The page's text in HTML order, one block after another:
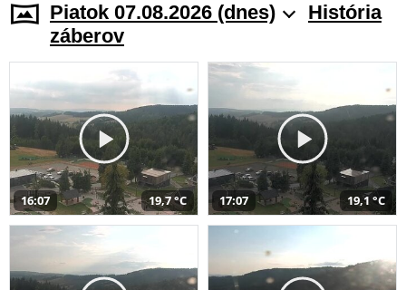
Piatok 07.08.2026 (dnes)
História
záberov
16:07 19,7 °C 17:07 19,1 °C